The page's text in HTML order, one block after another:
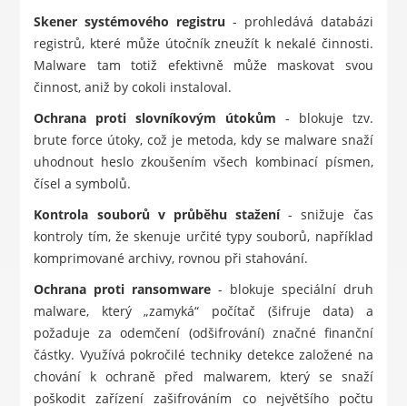
Skener systémového registru - prohledává databázi
registrů, které může útočník zneužít k nekalé činnosti.
Malware tam totiž efektivně může maskovat svou
činnost, aniž by cokoli instaloval.
Ochrana proti slovníkovým útokům - blokuje tzv.
brute force útoky, což je metoda, kdy se malware snaží
uhodnout heslo zkoušením všech kombinací písmen,
čísel a symbolů.
Kontrola souborů v průběhu stažení- snižuje čas
kontroly tím, že skenuje určité typy souborů, například
komprimované archivy, rovnou při stahování.
Ochrana proti ransomware - blokuje speciální druh
malware, který „zamyká“ počítač (šifruje data) a
požaduje za odemčení (odšifrování) značné finanční
částky. Využívá pokročilé techniky detekce založené na
chování k ochraně před malwarem, který se snaží
poškodit zařízení zašifrováním co největšího počtu